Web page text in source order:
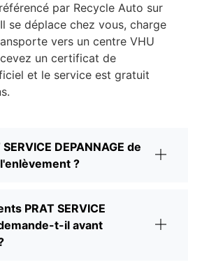
par Recycle Auto sur
se déplace chez vous, charge
vers un centre VHU
un certificat de
et le service est gratuit
DEPANNAGE de
?
PRAT SERVICE
t-il avant